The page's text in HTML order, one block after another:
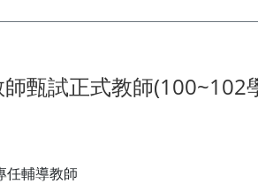
甄試正式教師(100~102
任輔導教師